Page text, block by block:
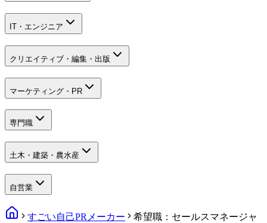
IT・エンジニア
クリエイティブ・編集・出版
マーケティング・PR
専門職
土木・建築・農水産
自営業
すごい自己PRメーカー
希望職：セールスマネージャ